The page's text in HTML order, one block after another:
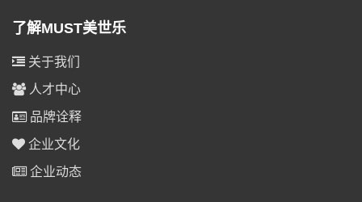
了解MUST美世乐
关于我们
人才中心
品牌诠释
企业文化
企业动态